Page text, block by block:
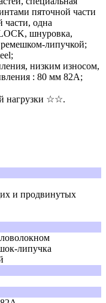
пяточной части
части, одна
шнуровка,
липучкой;
низким износом,
: 80 мм 82A;
нагрузки ☆☆.
и продвинутых
липучка